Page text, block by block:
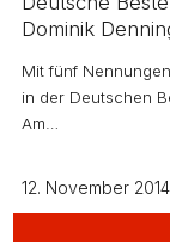
Dominik
Mit fünf
in der Deutschen
Am…
12. November 2014